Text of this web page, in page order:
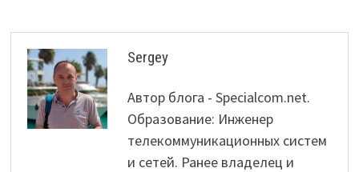
Sergey
Автор блога - Specialcom.net.
Образование: Инженер
телекоммуникационных систем
и сетей. Ранее владелец и